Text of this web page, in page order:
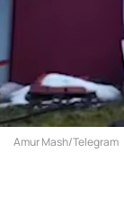
Amur Mash/Telegram